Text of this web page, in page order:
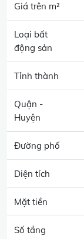
Giá trên m²
Loại bất
động sản
Tỉnh thành
Quận -
Huyện
Đường phố
Diện tích
Mặt tiền
Số tầng